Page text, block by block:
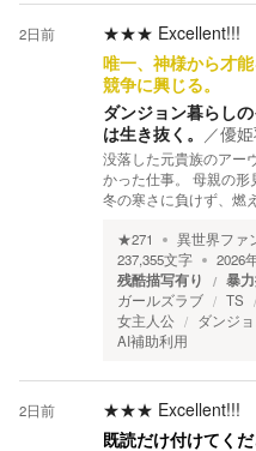
2日前 ★★★ Excellent!!!
唯一、神様から才
競争に興じる。
ダンジョン暮らし
は生き抜く。 ／優
没落した元貴族のアー
かった仕事。 母親の形
冬の寒さに負けず、燃
★271 異世界ファ
237,355文字 2026
残酷描写有り 暴
ガールズラブ TS
女主人公
ダンジ
AI補助利用
2日前 ★★★ Excellent!!!
既読だけ付けてく